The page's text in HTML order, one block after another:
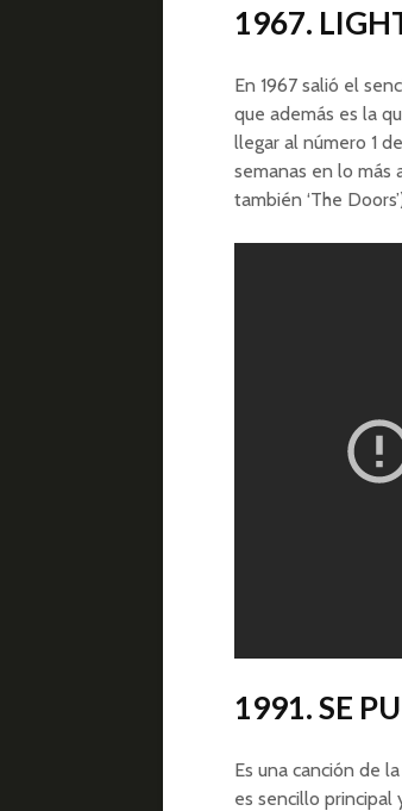
1967.
En 1967 salió el
que además es la
llegar al número 1
semanas en lo más
también ‘The
1991. SE
Es una canción de
es sencillo principal